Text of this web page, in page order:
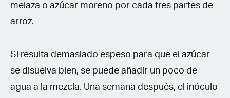
melaza o azúcar moreno por cada tres partes de
arroz.
Si resulta demasiado espeso para que el azúcar
se disuelva bien, se puede añadir un poco de
agua a la mezcla. Una semana después, el inóculo